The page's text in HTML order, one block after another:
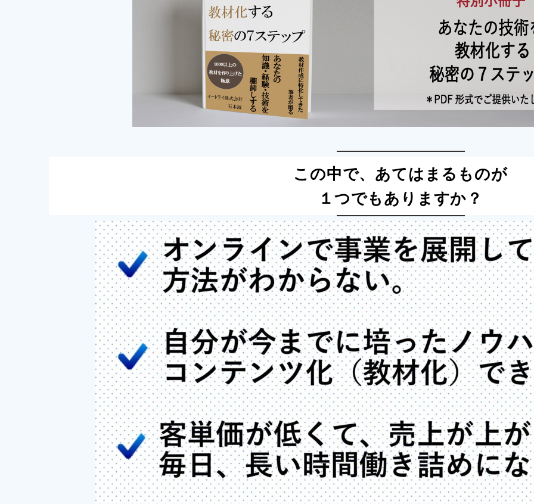
この中で、あてはまるものが
１つでもありますか？